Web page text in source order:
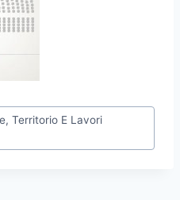
Territorio E Lavori